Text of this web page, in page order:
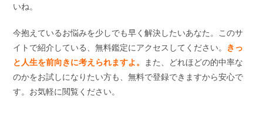
いね。
今抱えているお悩みを少しでも早く解決したいあなた。このサ
イトで紹介している、無料鑑定にアクセスしてください。 きっ
と人生を前向きに考えられますよ。 また、どれほどの的中率な
のかをお試しになりたい方も、無料で登録できますから安心で
す。お気軽に閲覧ください。